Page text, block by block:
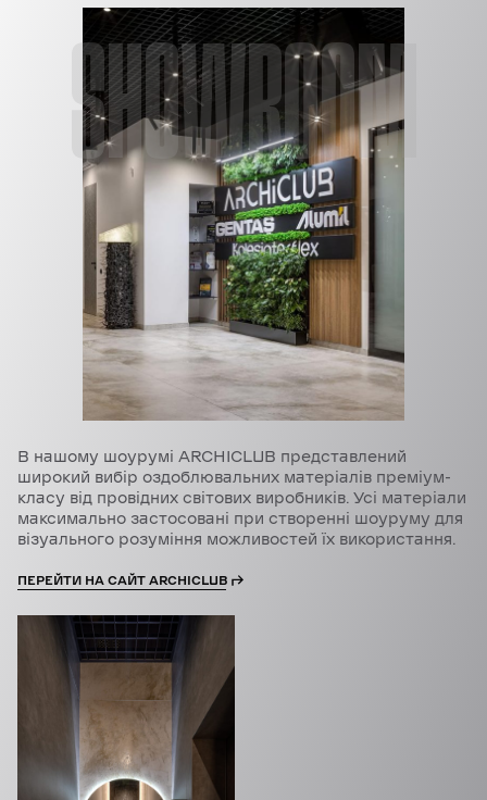
SHOWROOM
В нашому шоурумі ARCHICLUB представлений
широкий вибір оздоблювальних матеріалів преміум-
класу від провідних світових виробників. Усі матеріали
максимально застосовані при створенні шоуруму для
візуального розуміння можливостей їх використання.
ПЕРЕЙТИ НА САЙТ ARCHICLUB